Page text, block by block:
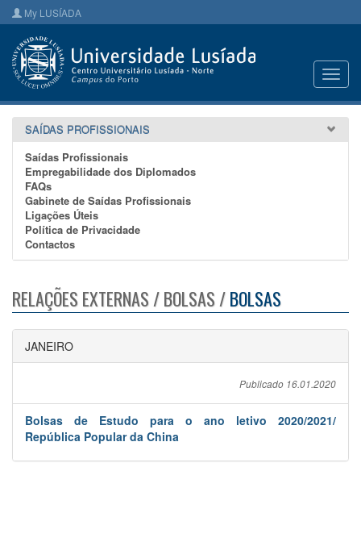
My LUSÍADA
SAÍDAS PROFISSIONAIS
Saídas Profissionais
Empregabilidade dos Diplomados
FAQs
Gabinete de Saídas Profissionais
Ligações Úteis
Política de Privacidade
Contactos
RELAÇÕES EXTERNAS / BOLSAS /BOLSAS
JANEIRO
Publicado 16.01.2020
Bolsas de Estudo para o ano letivo 2020/2021/
República Popular da China